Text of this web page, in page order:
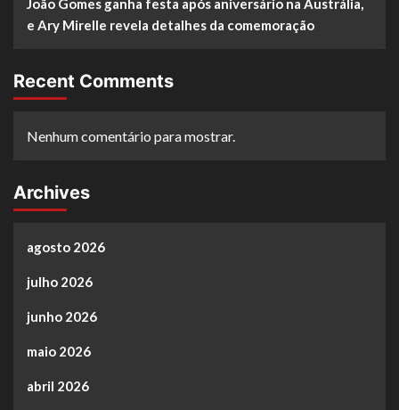
João Gomes ganha festa após aniversário na Austrália,
e Ary Mirelle revela detalhes da comemoração
Recent Comments
Nenhum comentário para mostrar.
Archives
agosto 2026
julho 2026
junho 2026
maio 2026
abril 2026